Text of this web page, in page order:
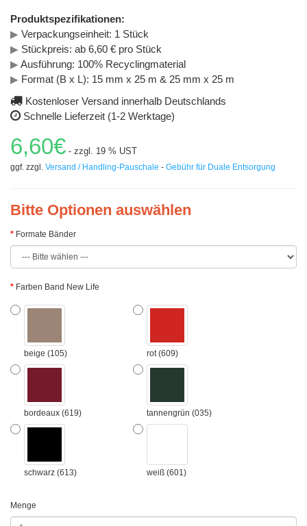
Produktspezifikationen:
▶ Verpackungseinheit: 1 Stück
▶ Stückpreis: ab 6,60 € pro Stück
▶ Ausführung: 100% Recyclingmaterial
▶ Format (B x L): 15 mm x 25 m & 25 mm x 25 m
Kostenloser Versand innerhalb Deutschlands
Schnelle Lieferzeit (1-2 Werktage)
6,60€ - zzgl. 19 % UST
ggf. zzgl. Versand / Handling-Pauschale - Gebühr für Duale Entsorgung
Bitte Optionen auswählen
Formate Bänder
Farben Band New Life
beige (105) rot (609)
bordeaux (619) tannengrün (035)
schwarz (613) weiß (601)
Menge